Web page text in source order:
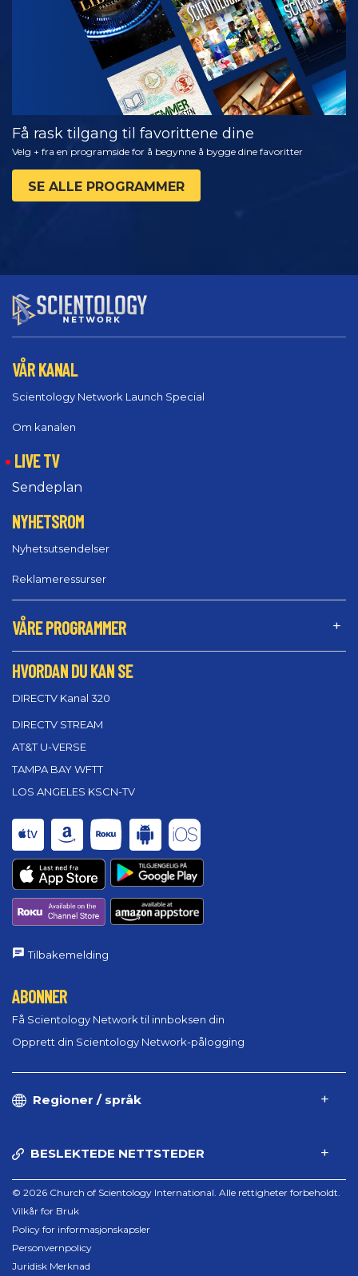
Få rask tilgang til favorittene dine
Velg + fra en programside for å begynne å bygge dine favoritter
SE ALLE PROGRAMMER
VÅR KANAL
Scientology Network Launch Special
Om kanalen
LIVE TV
Sendeplan
NYHETSROM
Nyhetsutsendelser
Reklameressurser
VÅRE PROGRAMMER
HVORDAN DU KAN SE
DIRECTV Kanal 320
DIRECTV STREAM
AT&T U-VERSE
TAMPA BAY WFTT
LOS ANGELES KSCN-TV
Tilbakemelding
ABONNER
Få Scientology Network til innboksen din
Opprett din Scientology Network-pålogging
Regioner / språk
BESLEKTEDE NETTSTEDER
© 2026 Church of Scientology International. Alle rettigheter forbeholdt.
Vilkår for Bruk
Policy for informasjonskapsler
Personvernpolicy
Juridisk Merknad